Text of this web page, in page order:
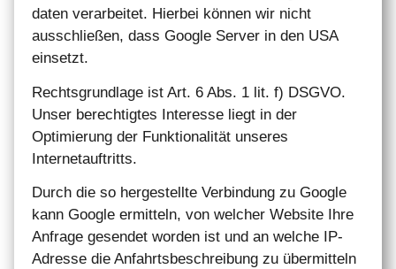
daten verarbeitet. Hierbei können wir nicht
ausschließen, dass Google Server in den USA
einsetzt.
Rechtsgrundlage ist Art. 6 Abs. 1 lit. f) DSGVO.
Unser berechtigtes Interesse liegt in der
Optimierung der Funktionalität unseres
Internetauftritts.
Durch die so hergestellte Verbindung zu Google
kann Google ermitteln, von welcher Website Ihre
Anfrage gesendet worden ist und an welche IP-
Adresse die Anfahrtsbeschreibung zu übermitteln